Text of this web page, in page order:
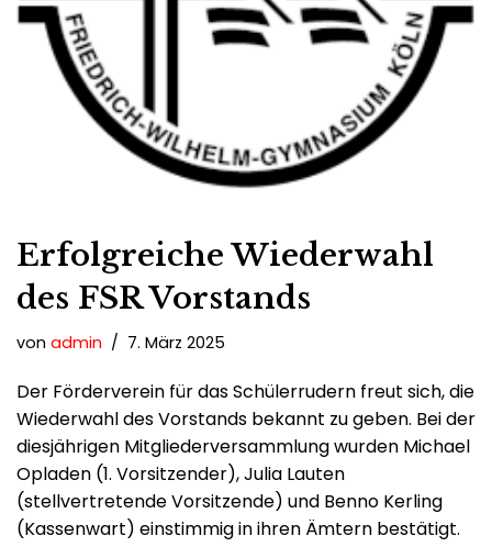
Erfolgreiche Wiederwahl
des FSR Vorstands
von admin 7. März 2025
Der Förderverein für das Schülerrudern freut sich, die
Wiederwahl des Vorstands bekannt zu geben. Bei der
diesjährigen Mitgliederversammlung wurden Michael
Opladen (1. Vorsitzender), Julia Lauten
(stellvertretende Vorsitzende) und Benno Kerling
(Kassenwart) einstimmig in ihren Ämtern bestätigt.